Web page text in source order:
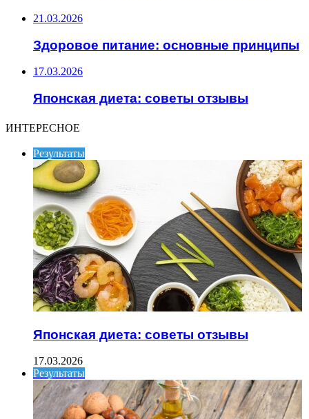
21.03.2026
Здоровое питание: основные принципы
17.03.2026
Японская диета: советы отзывы
ИНТЕРЕСНОЕ
Результаты
Японская диета: советы отзывы
17.03.2026
Результаты